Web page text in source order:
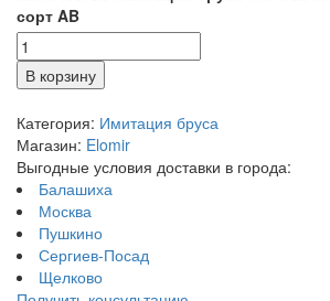
сорт AB
В корзину
Категория: Имитация бруса
Магазин: Elomir
Выгодные условия доставки в города:
Балашиха
Москва
Пушкино
Сергиев-Посад
Щелково